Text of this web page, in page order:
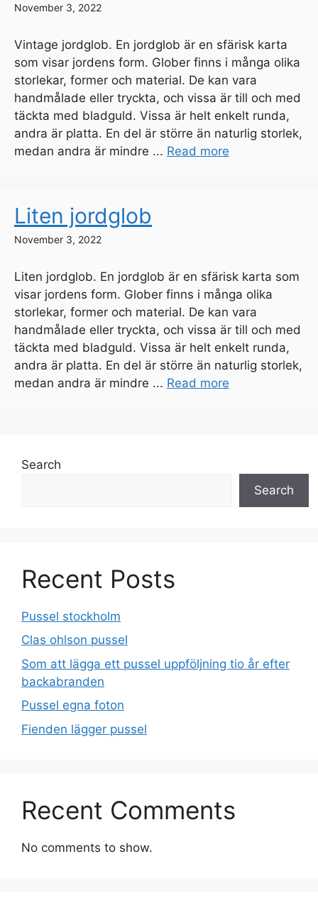
November 3, 2022
Vintage jordglob. En jordglob är en sfärisk karta
som visar jordens form. Glober finns i många olika
storlekar, former och material. De kan vara
handmålade eller tryckta, och vissa är till och med
täckta med bladguld. Vissa är helt enkelt runda,
andra är platta. En del är större än naturlig storlek,
medan andra är mindre ... Read more
Liten jordglob
November 3, 2022
Liten jordglob. En jordglob är en sfärisk karta som
visar jordens form. Glober finns i många olika
storlekar, former och material. De kan vara
handmålade eller tryckta, och vissa är till och med
täckta med bladguld. Vissa är helt enkelt runda,
andra är platta. En del är större än naturlig storlek,
medan andra är mindre ... Read more
Search
Search
Recent Posts
Pussel stockholm
Clas ohlson pussel
Som att lägga ett pussel uppföljning tio år efter
backabranden
Pussel egna foton
Fienden lägger pussel
Recent Comments
No comments to show.